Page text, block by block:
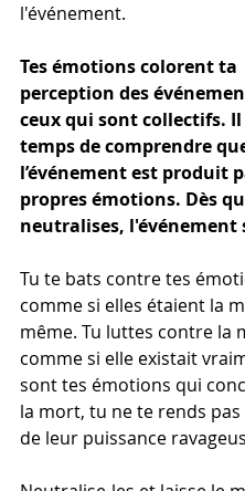
l'événement.
Tes émotions colorent ta
perception des
ceux qui sont collectifs. Il
temps de comprendre
l’événement est produit
propres émotions. Dès
neutralises, l'événement
Tu te bats contre tes
comme si elles étaient la
même. Tu luttes contre la
comme si elle existait
sont tes émotions qui
la mort, tu ne te rends
de leur puissance